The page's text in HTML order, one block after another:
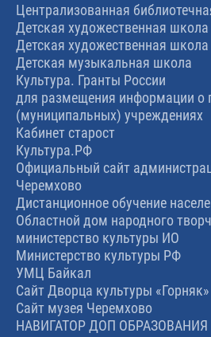
Централизованная
Детская художественная
Детская художественная
Детская музыкальная школа
Культура. Гранты России
для размещения информации о
(муниципальных) учреждениях
Кабинет старост
Культура.РФ
Официальный сайт
Черемхово
Дистанционное обучение
Областной дом народного
министерство культуры ИО
Министерство культуры РФ
УМЦ Байкал
Сайт Дворца культуры «Горняк»
Сайт музея Черемхово
НАВИГАТОР ДОП ОБРАЗОВАНИЯ